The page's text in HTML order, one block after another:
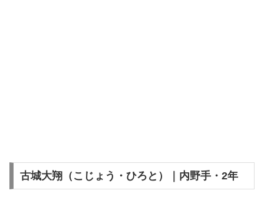
古城大翔（こじょう・ひろと）｜内野手・2年